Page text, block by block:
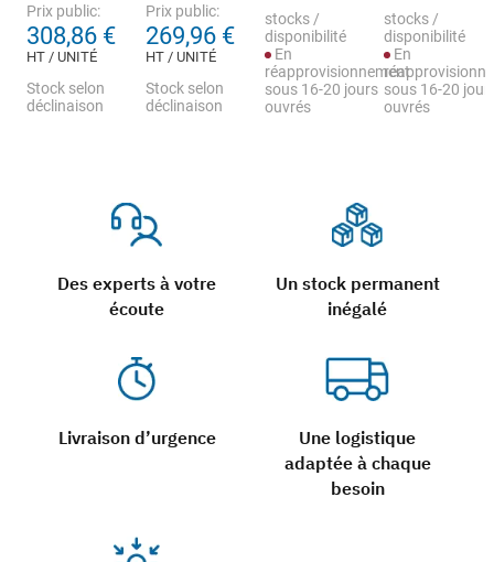
Des experts à votre
écoute
Un stock permanent
inégalé
Livraison d’urgence
Une logistique
adaptée à chaque
besoin
Prix public:
308,86 €
HT / UNITÉ
Stock selon
déclinaison
Prix public:
269,96 €
HT / UNITÉ
Stock selon
déclinaison
stocks /
disponibilité
En
réapprovisionnement
sous 16-20 jours
ouvrés
stocks /
disponibilité
En
sous 16-20
ouvrés